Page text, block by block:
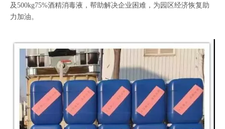
及500kg75%酒精消毒液，帮助解决企业困难，为园区经济恢复助
力加油。